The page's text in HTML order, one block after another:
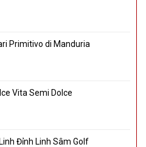
Primitivo di Manduria
Vita Semi Dolce
Đỉnh Linh Sâm Golf